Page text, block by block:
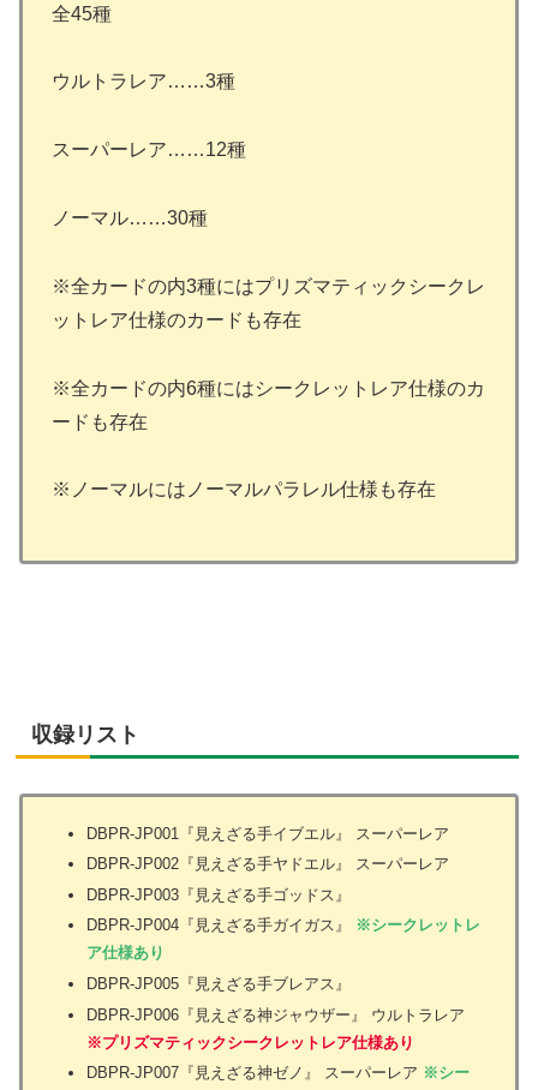
全45種
ウルトラレア……3種
スーパーレア……12種
ノーマル……30種
※全カードの内3種にはプリズマティックシークレ
ットレア仕様のカードも存在
※全カードの内6種にはシークレットレア仕様のカ
ードも存在
※ノーマルにはノーマルパラレル仕様も存在
収録リスト
DBPR-JP001『見えざる手イブエル』 スーパーレア
DBPR-JP002『見えざる手ヤドエル』 スーパーレア
DBPR-JP003『見えざる手ゴッドス』
DBPR-JP004『見えざる手ガイガス』
※シークレットレ
ア仕様あり
DBPR-JP005『見えざる手ブレアス』
DBPR-JP006『見えざる神ジャウザー』 ウルトラレア
※プリズマティックシークレットレア仕様あり
DBPR-JP007『見えざる神ゼノ』 スーパーレア ※シー